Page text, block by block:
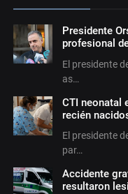
Presidente
profesional
El presidente
as…
CTI neonatal
recién
El presidente
par…
Accidente
resultaron